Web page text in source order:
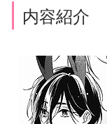
内容紹介